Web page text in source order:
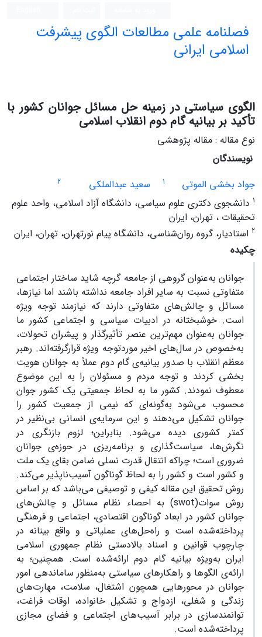
فصلنامه علمی مطالعات الگوی پیشرفت
اسلامی ایرانی
الگوی سیاستی در زمینه حل مسائل جوانان کشور با
تأکید بر بیانیه گام دوم انقلاب اسلامی
نوع مقاله : مقاله پژوهشی
نویسندگان
جواد بخشی الموتی
1 سعید عبدالملکی
2
1 دانشجوی دکتری علوم سیاسی، دانشگاه آزاد اسلامی، واحد علوم
تحقیقات ، تهران، ایران
2 استادیار، گروه روان‌شناسی، دانشگاه پیام نورتهران، تهران، ایران
چکیده
جوانان به‌عنوان گروهی از جامعه گرچه شاید ساختار اجتماعی
متفاوتی نسبت به سایر افراد جامعه نداشته باشند اما نیازها،
مسائل و چالش‌های متفاوتی دارند که نیازمند توجه ویژه
است. خوشبختانه در ادبیات سیاسی و اجتماعی کشور ما
جوانان به‌عنوان مهم‌ترین عنصر تأثیرگذار و پیشران تحولات،
به‌خصوص در سال‌های اخیر موردتوجه ویژه قرارگرفته‌اند. رهبر
معظم انقلاب با صدور بیانیه‌ی گام دوم عملاً به جوانان هویت
بخشی کردند و توجه مردم و مسئولان را به این موضوع
معطوف نمودند. کشور ما به لحاظ جمعیتی یک کشور جوان
محسوب می‌شود به‌گونه‌ای که نیمی از جمعیت کشور را
جوانان تشکیل می‌دهند و این سرمایه‌ی انسانی بی‌نظیر در
کمتر کشوری دیده می‌شود. بنابراین؛ لزوم بازنگری در
نگرش‌ها، سیاست‌گذاری و برنامه‌ریزی در حوزه‌ی جوانان
ضروری است؛ چراکه انتقال قدرت نسلی ضامن بقای یک ملت
و کشور است و کشور را به لحاظ گوناگون آسیب‌ناپذیر می‌کند.
روش تحقیق این مقاله کیفی و توصیفی می‌باشد که بر اساس
روش سوات(swot) به احصاء نظام مسائل و چالش‌های
جوانان کشور در ابعاد گوناگون اقتصادی، اجتماعی و فرهنگی
پرداخته‌شده است و راه‌حل‌های عملیاتی و واقع بینانه در
چارچوب قوانین و اسناد بالادستی نظام جمهوری اسلامی
ایران به‌ویژه بیانیه گام دوم ارائه‌شده است. همچنین؛ به
ارائه‌ی الگوها و راهکارهای سیاستی به‌منظور ساماندهی امور
جوانان در محورهایی همچون اشتغال، سلامت، مهارت‌های
زندگی و شغلی، ازدواج و تشکیل خانواده، اوقات فراغت،
توانمندسازی در برابر آسیب‌های اجتماعی و فضای مجازی
پرداخته‌شده است.